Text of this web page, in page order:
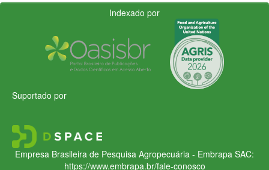
Indexado por
Suportado por
Empresa Brasileira de Pesquisa Agropecuária - Embrapa SAC:
https://www.embrapa.br/fale-conosco